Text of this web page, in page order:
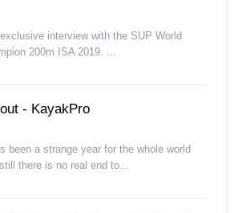
interview with the SUP World
200m ISA 2019. ...
- KayakPro
been a strange year for the whole world
there is no real end to...